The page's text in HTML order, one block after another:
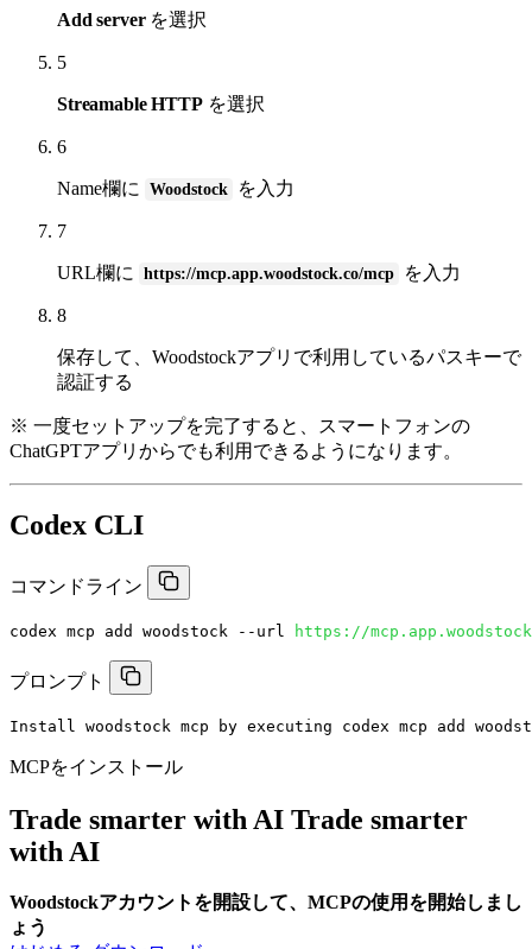
Add serverを選択
5
Streamable HTTPを選択
6
Name欄に Woodstock を入力
7
URL欄に https://mcp.app.woodstock.co/mcp を入力
8
保存して、Woodstockアプリで利用しているパスキーで
認証する
※ 一度セットアップを完了すると、スマートフォンの
ChatGPTアプリからでも利用できるようになります。
Codex CLI
コマンドライン
codex mcp add woodstock --url https://
プロンプト
Install woodstock mcp by executing codex mcp add
MCPをインストール
Trade smarter with AI Trade smarter
with AI
Woodstockアカウントを開設して、MCPの使用を開始しまし
ょう